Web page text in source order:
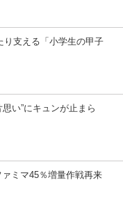
り支える「小学生の甲子
い”にキュンが止まら
ミマ45％増量作戦再来